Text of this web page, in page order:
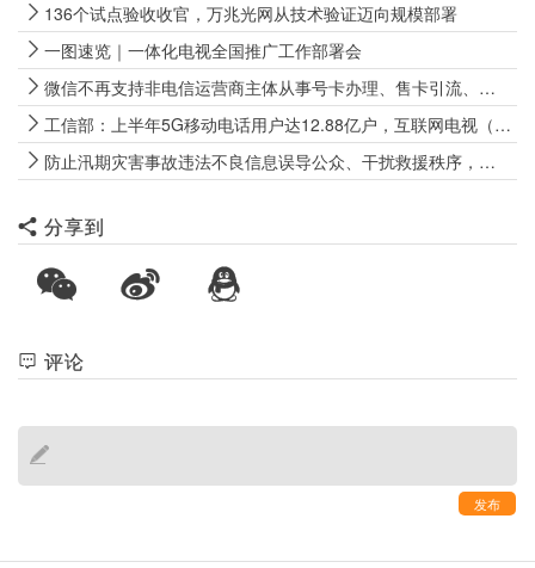
136个试点验收收官，万兆光网从技术验证迈向规模部署
一图速览｜一体化电视全国推广工作部署会
微信不再支持非电信运营商主体从事号卡办理、售卡引流、代办开卡等经营行为
工信部：上半年5G移动电话用户达12.88亿户，互联网电视（IPTV、OTT）用户数达4.09亿户
防止汛期灾害事故违法不良信息误导公众、干扰救援秩序，两部门出手
分享到
评论
发布